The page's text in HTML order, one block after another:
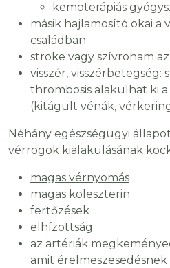
kemoterápiás
másik hajlamosító okai a
családban
stroke vagy szívroham
visszér, visszérbetegség:
thrombosis alakulhat ki
(kitágult vénák,
Néhány egészségügyi
vérrögök kialakulásának
magas vérnyomás
magas koleszterin
fertőzések
elhízottság
az artériák
amit